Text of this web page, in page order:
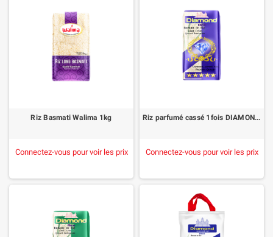
Riz Basmati Walima 1kg
Connectez-vous pour voir les prix
Riz parfumé cassé 1fois DIAMOND 1kg
Connectez-vous pour voir les prix